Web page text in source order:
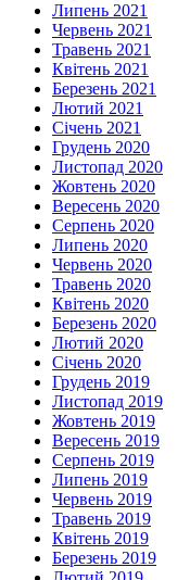
Липень 2021
Червень 2021
Травень 2021
Квітень 2021
Березень 2021
Лютий 2021
Січень 2021
Грудень 2020
Листопад 2020
Жовтень 2020
Вересень 2020
Серпень 2020
Липень 2020
Червень 2020
Травень 2020
Квітень 2020
Березень 2020
Лютий 2020
Січень 2020
Грудень 2019
Листопад 2019
Жовтень 2019
Вересень 2019
Серпень 2019
Липень 2019
Червень 2019
Травень 2019
Квітень 2019
Березень 2019